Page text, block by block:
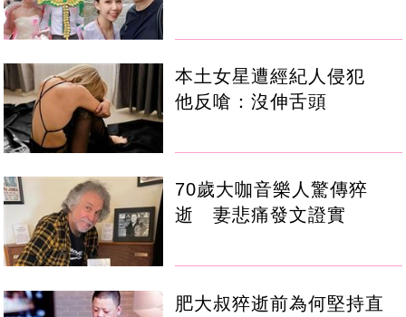
本土女星遭經紀人侵犯
他反嗆：沒伸舌頭
70歲大咖音樂人驚傳猝
逝 妻悲痛發文證實
肥大叔猝逝前為何堅持直